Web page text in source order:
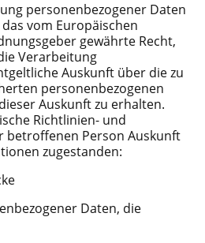
personenbezogener Daten
vom Europäischen
gewährte Recht,
Verarbeitung
Auskunft über die zu
personenbezogenen
Auskunft zu erhalten.
Richtlinien- und
betroffenen Person Auskunft
zugestanden:
Daten, die